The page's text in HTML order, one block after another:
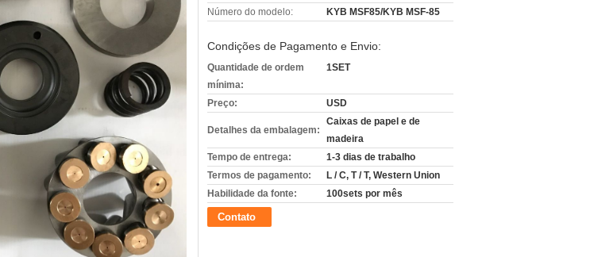
Número do modelo:
KYB MSF85/KYB MSF-85
Condições de Pagamento e Envio:
Quantidade de ordem
mínima:
1SET
Preço: USD
Detalhes da embalagem:
Caixas de papel e de
madeira
Tempo de entrega:
1-3 dias de trabalho
Termos de pagamento:
L / C, T / T, Western Union
Habilidade da fonte:
100sets por mês
Contato